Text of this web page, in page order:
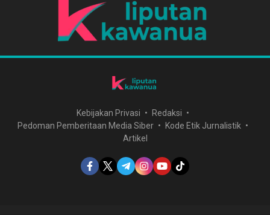
Kebijakan Privasi
Redaksi
Pedoman Pemberitaan Media Siber
Kode Etik Jurnalistik
Artikel